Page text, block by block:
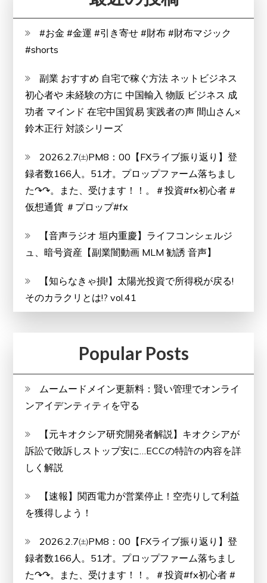
く
て
も
#お金 #金運 #引き寄せ #財布 #財布マジック
#shorts
副業 おすすめ 自宅で稼ぐ方法 ネットビジネス
初心者や 未経験の方に 中国輸入 物販 ビジネス 成
功者 マインド 在宅中国貿易 実践者の声 間山さん×
鈴木正行 対談シリーズ
2026.2.7㈯PM8：00【FXライブ振り返り】登
録者数166人。51才。プロップファーム落ちまし
た↷↷。また、受けます！！。＃投資#fx初心者 #
仮想通貨 ＃プロップ#fx
【音声ラジオ 垣内重慶】ライフコンシェルジ
ュ、暗号資産【副業闇動画 MLM 勧誘 音声】
【知らなきゃ損!】太陽光投資で所得税が戻る!
そのカラクリとは!? vol.41
Popular Posts
ムームードメイン更新料：賢い管理でオンライ
ンアイデンティティを守る
【元キオクシア研究開発者解説】キオクシアが
訴訟で敗訴しストップ安に…ECCの特許の内容を詳
しく解説
【速報】関西電力が営業停止！空売りして利益
を獲得しよう！
2026.2.7㈯PM8：00【FXライブ振り返り】登
録者数166人。51才。プロップファーム落ちまし
た↷↷。また、受けます！！。＃投資#fx初心者 #